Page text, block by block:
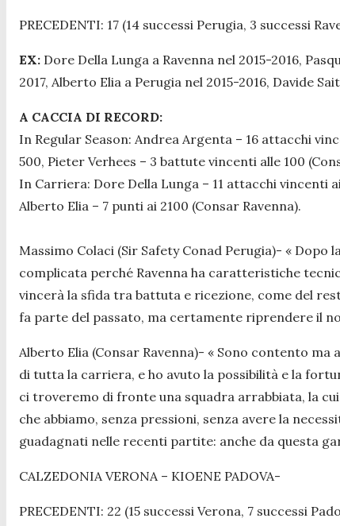
PRECEDENTI: 17 (14 successi Perugia, 3 successi
EX: Dore Della Lunga a Ravenna nel 2015-2016,
2017, Alberto Elia a Perugia nel 2015-2016, Davide
A CACCIA DI RECORD:
In Regular Season: Andrea Argenta – 16 attacchi
500, Pieter Verhees – 3 battute vincenti alle 100
In Carriera: Dore Della Lunga – 11 attacchi vincenti
Alberto Elia – 7 punti ai 2100 (Consar Ravenna).
Massimo Colaci (Sir Safety Conad Perugia)- « Dopo
complicata perché Ravenna ha caratteristiche
vincerà la sfida tra battuta e ricezione, come del
fa parte del passato, ma certamente riprendere il
Alberto Elia (Consar Ravenna)- « Sono contento ma
di tutta la carriera, e ho avuto la possibilità e la
ci troveremo di fronte una squadra arrabbiata, la
che abbiamo, senza pressioni, senza avere la
guadagnati nelle recenti partite: anche da questa
CALZEDONIA VERONA – KIOENE PADOVA-
PRECEDENTI: 22 (15 successi Verona, 7 successi